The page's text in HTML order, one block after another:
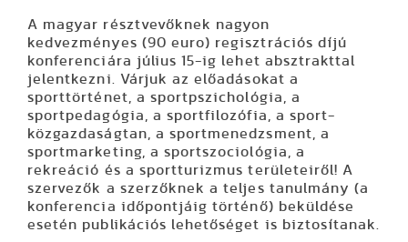
A magyar résztvevőknek nagyon
kedvezményes (90 euro) regisztrációs díjú
konferenciára július 15-ig lehet absztrakttal
jelentkezni. Várjuk az előadásokat a
sporttörténet, a sportpszichológia, a
sportpedagógia, a sportfilozófia, a sport-
közgazdaságtan, a sportmenedzsment, a
sportmarketing, a sportszociológia, a
rekreáció és a sportturizmus területeiről! A
szervezők a szerzőknek a teljes tanulmány (a
konferencia időpontjáig történő) beküldése
esetén publikációs lehetőséget is biztosítanak.